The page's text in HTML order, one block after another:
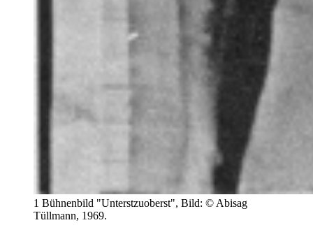
1 Bühnenbild "Unterstzuoberst", Bild: © Abisag
Tüllmann, 1969.